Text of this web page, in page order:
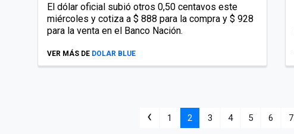
El dólar oficial subió otros 0,50 centavos este
miércoles y cotiza a $ 888 para la compra y $ 928
para la venta en el Banco Nación.
VER MÁS DE DOLAR BLUE
‹ 1 2 3 4 5 6 7